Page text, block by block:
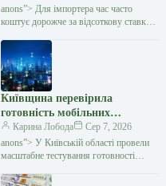
anons”> Для імпортера час часто
коштує дорожче за відсоткову ставку:
потрібно запускати у виробництво,
а кожен день затримки…
Київщина перевірила
готовність мобільних
операторів до блекаутів —
Мінфін
Карина Лобода
Сер 7, 2026
anons”> У Київській області провели
масштабне тестування готовності
до роботи в умовах тривалих